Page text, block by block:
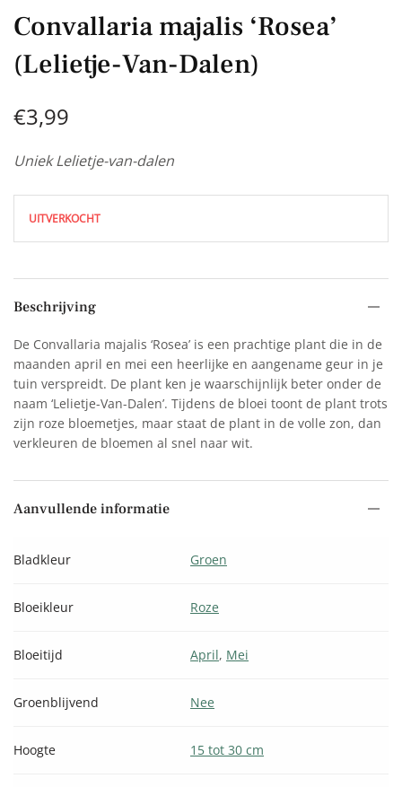
Convallaria majalis ‘Rosea’
(Lelietje-Van-Dalen)
€3,99
Uniek Lelietje-van-dalen
UITVERKOCHT
Beschrijving
De Convallaria majalis ‘Rosea’ is een prachtige plant die in de
maanden april en mei een heerlijke en aangename geur in je
tuin verspreidt. De plant ken je waarschijnlijk beter onder de
naam ‘Lelietje-Van-Dalen’. Tijdens de bloei toont de plant trots
zijn roze bloemetjes, maar staat de plant in de volle zon, dan
verkleuren de bloemen al snel naar wit.
Aanvullende informatie
Bladkleur Groen
Bloeikleur Roze
Bloeitijd April, Mei
Groenblijvend Nee
Hoogte 15 tot 30 cm